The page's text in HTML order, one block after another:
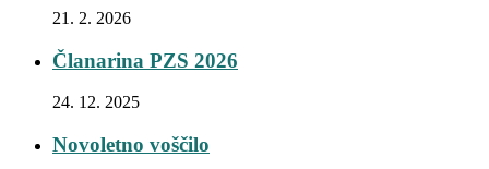
21. 2. 2026
Članarina PZS 2026
24. 12. 2025
Novoletno voščilo